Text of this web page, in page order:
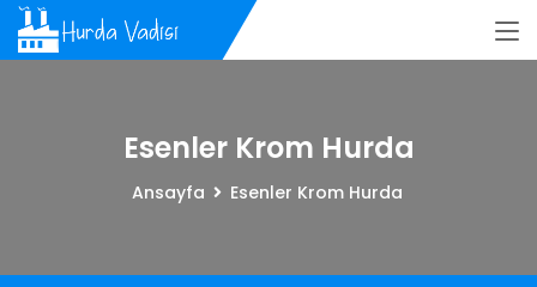
Esenler Krom Hurda
Ansayfa Esenler Krom Hurda